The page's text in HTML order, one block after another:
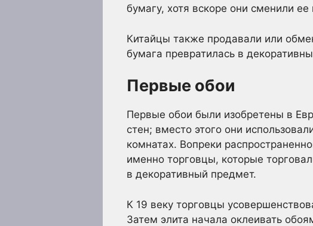
бумагу, хотя вскоре они сменили
Китайцы также продавали или
бумага превратилась в
Первые обои
Первые обои были изобретены в
стен; вместо этого они
комнатах. Вопреки
именно торговцы, которые
в декоративный предмет.
К 19 веку торговцы
Затем элита начала оклеивать